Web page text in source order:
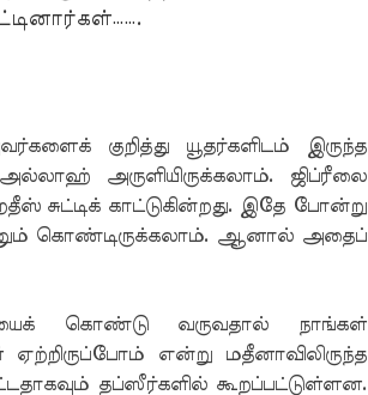
குறித்து யூதர்களிடம் இருந்த
அல்லாஹ் அருளியிருக்கலாம். ஜிப்ரீலை
சுட்டிக் காட்டுகின்றது. இதே போன்று
கொண்டிருக்கலாம். ஆனால் அதைப்
கொண்டு வருவதால் நாங்கள்
என்று மதீனாவிலிருந்த
தப்ஸீர்களில் கூறப்பட்டுள்ளன.